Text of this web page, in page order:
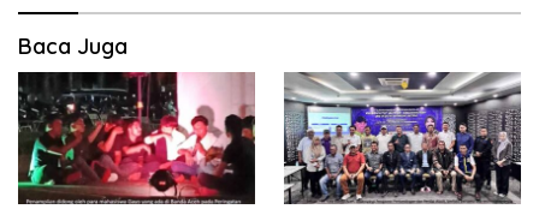
Baca Juga